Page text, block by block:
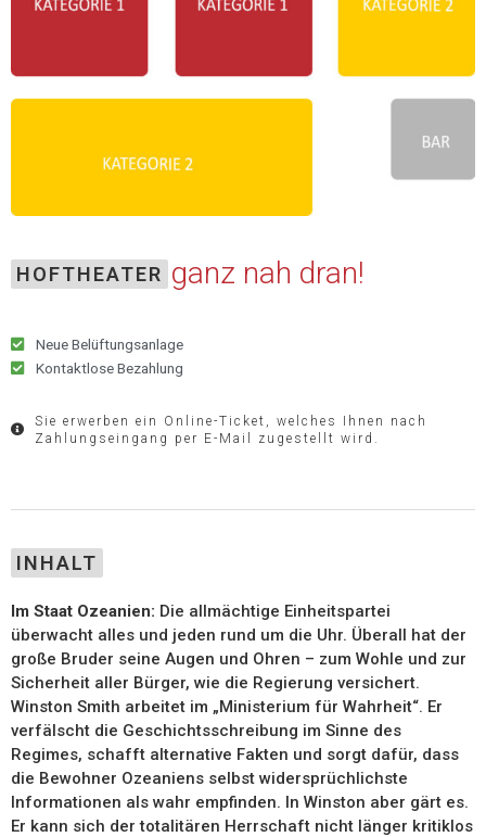
HOFTHEATER ganz nah dran!
Neue Belüftungsanlage
Kontaktlose Bezahlung
Sie erwerben ein Online-Ticket, welches Ihnen nach
Zahlungseingang per E-Mail zugestellt wird.
INHALT
Im Staat Ozeanien: Die allmächtige Einheitspartei
überwacht alles und jeden rund um die Uhr. Überall hat der
große Bruder seine Augen und Ohren – zum Wohle und zur
Sicherheit aller Bürger, wie die Regierung versichert.
Winston Smith arbeitet im „Ministerium für Wahrheit“. Er
verfälscht die Geschichtsschreibung im Sinne des
Regimes, schafft alternative Fakten und sorgt dafür, dass
die Bewohner Ozeaniens selbst widersprüchlichste
Informationen als wahr empfinden. In Winston aber gärt es.
Er kann sich der totalitären Herrschaft nicht länger kritiklos